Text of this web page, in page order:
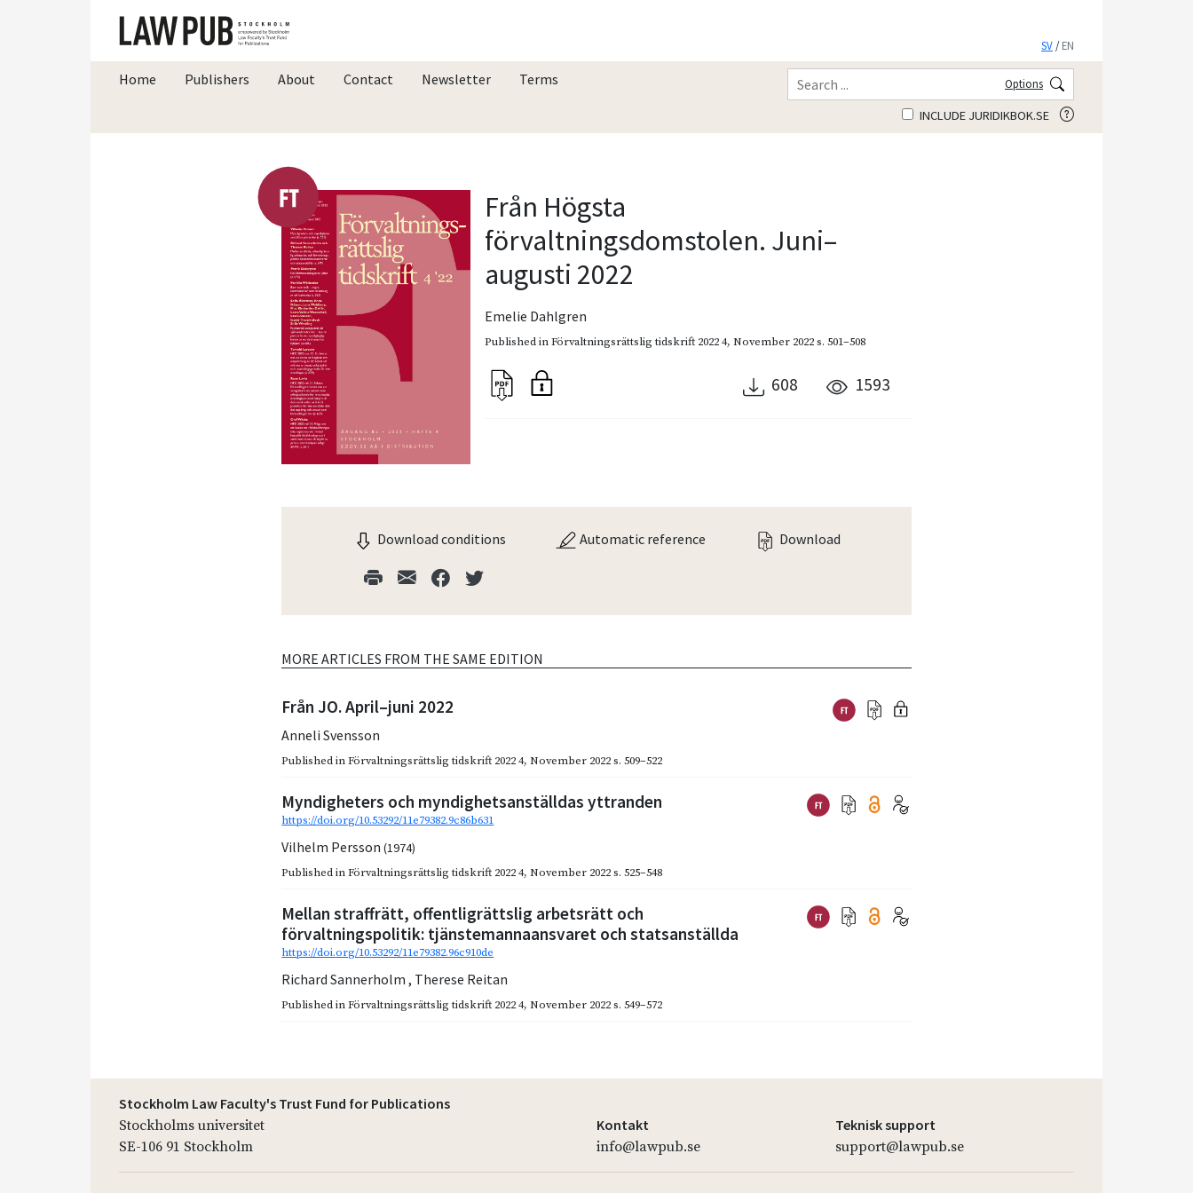
SV /EN
Home Publishers About Contact Newsletter Terms Options
INCLUDE JURIDIKBOK.SE
Från Högsta
förvaltningsdomstolen. Juni–
augusti 2022
Emelie Dahlgren
Published inFörvaltningsrättslig tidskrift 2022 4,November 2022s. 501–508
608 1593
Download conditions Automatic reference Download
MORE ARTICLES FROM THE SAME EDITION
Från JO. April–juni 2022
Anneli Svensson
Published inFörvaltningsrättslig tidskrift 2022 4,November 2022 s. 509–522
Myndigheters och myndighetsanställdas yttranden
https://doi.org/10.53292/11e79382.9c86b631
Vilhelm Persson(1974)
Published inFörvaltningsrättslig tidskrift 2022 4,November 2022 s. 525–548
Mellan straffrätt, offentligrättslig arbetsrätt och
förvaltningspolitik: tjänstemannaansvaret och statsanställda
https://doi.org/10.53292/11e79382.96c910de
Richard Sannerholm, Therese Reitan
Published inFörvaltningsrättslig tidskrift 2022 4,November 2022 s. 549–572
Stockholm Law Faculty's Trust Fund for Publications
Stockholms universitet
SE-106 91 Stockholm
Kontakt
info@lawpub.se
Teknisk support
support@lawpub.se